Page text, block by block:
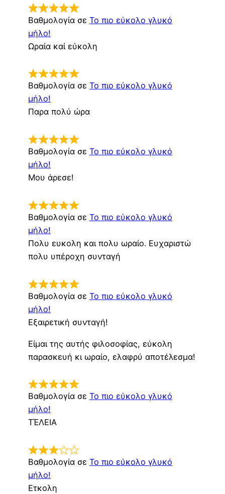
Βαθμολογία σε Το πιο εύκολο γλυκό
μήλο!
Ωραία καί εύκολη
Βαθμολογία σε Το πιο εύκολο γλυκό
μήλο!
Παρα πολύ ώρα
Βαθμολογία σε Το πιο εύκολο γλυκό
μήλο!
Μου άρεσε!
Βαθμολογία σε Το πιο εύκολο γλυκό
μήλο!
Πολυ ευκολη και πολυ ωραίο. Ευχαριστώ
πολυ υπέροχη συνταγή
Βαθμολογία σε Το πιο εύκολο γλυκό
μήλο!
Εξαιρετική συνταγή!
Είμαι της αυτής φιλοσοφίας, εύκολη
παρασκευή κι ωραίο, ελαφρύ αποτέλεσμα!
Βαθμολογία σε Το πιο εύκολο γλυκό
μήλο!
ΤΈΛΕΙΑ
Βαθμολογία σε Το πιο εύκολο γλυκό
μήλο!
Ετκολη